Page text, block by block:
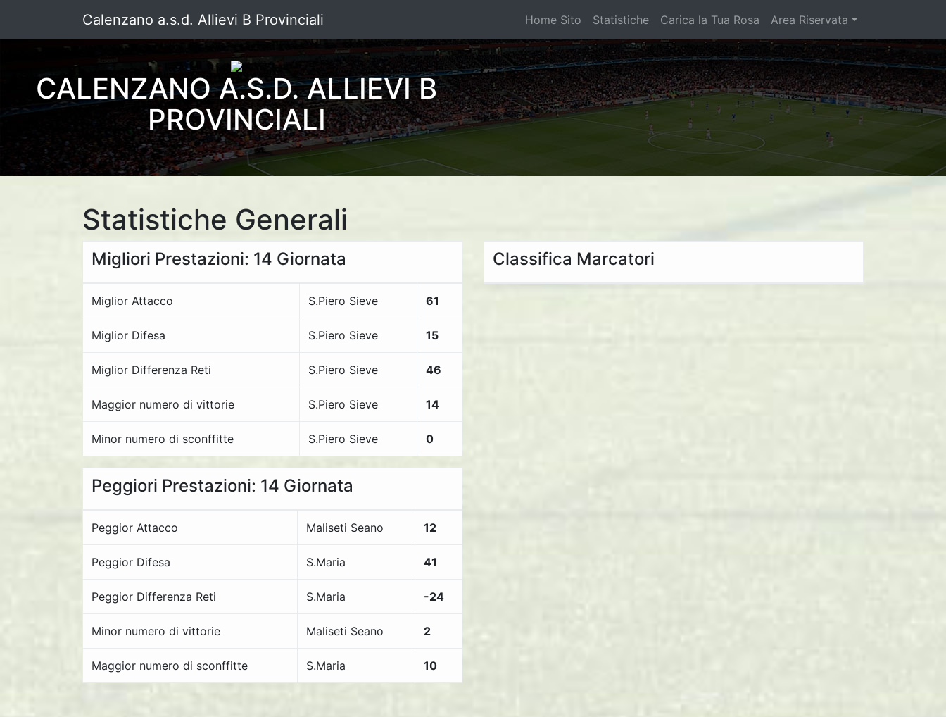
Calenzano a.s.d. Allievi B Provinciali Home Sito Statistiche Carica la Tua Rosa Area Riservata
CALENZANO A.S.D. ALLIEVI B
PROVINCIALI
Statistiche Generali
Migliori Prestazioni: 14 Giornata
Miglior Attacco S.Piero Sieve 61
Miglior Difesa S.Piero Sieve 15
Miglior Differenza Reti S.Piero Sieve 46
Maggior numero di vittorie S.Piero Sieve 14
Minor numero di sconffitte S.Piero Sieve 0
Peggiori Prestazioni: 14 Giornata
Peggior Attacco Maliseti Seano 12
Peggior Difesa S.Maria 41
Peggior Differenza Reti S.Maria -24
Minor numero di vittorie Maliseti Seano 2
Maggior numero di sconffitte S.Maria 10
Classifica Marcatori